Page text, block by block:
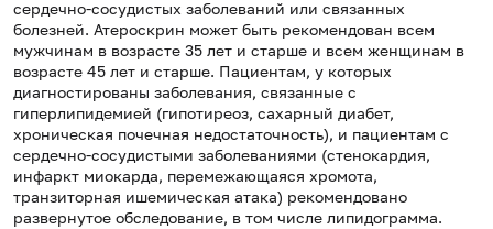
сердечно-сосудистых заболеваний или связанных
болезней. Атероскрин может быть рекомендован всем
мужчинам в возрасте 35 лет и старше и всем женщинам в
возрасте 45 лет и старше. Пациентам, у которых
диагностированы заболевания, связанные с
гиперлипидемией (гипотиреоз, сахарный диабет,
хроническая почечная недостаточность), и пациентам с
сердечно-сосудистыми заболеваниями (стенокардия,
инфаркт миокарда, перемежающаяся хромота,
транзиторная ишемическая атака) рекомендовано
развернутое обследование, в том числе липидограмма.